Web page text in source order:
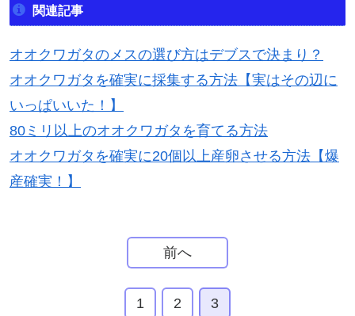
関連記事
オオクワガタのメスの選び方はデブスで決まり？
オオクワガタを確実に採集する方法【実はその辺に
いっぱいいた！】
80ミリ以上のオオクワガタを育てる方法
オオクワガタを確実に20個以上産卵させる方法【爆
産確実！】
前へ
1 2 3